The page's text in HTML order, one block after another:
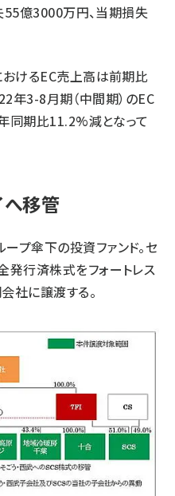
億3000万円、当期損失
けるEC売上高は前期比
年3-8月期（中間期）のEC
同期比11.2%減となって
へ移管
ープ傘下の投資ファンド。セ
発行済株式をフォートレス
社に譲渡する。